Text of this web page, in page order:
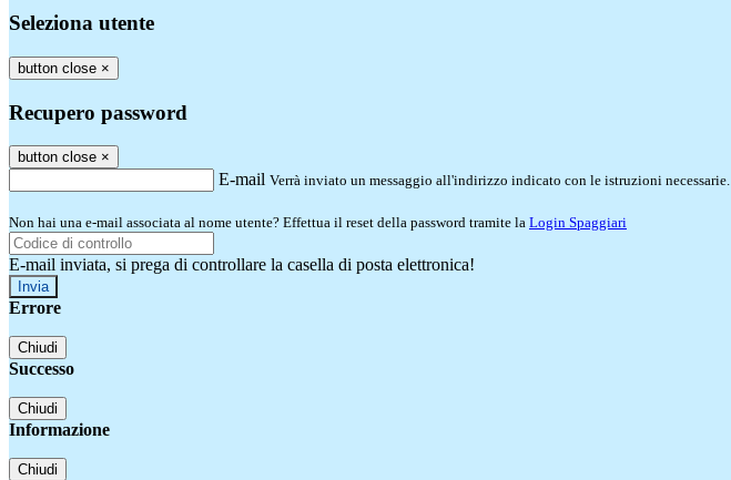
Seleziona utente
button close ×
Recupero password
button close ×
E-mail Verrà inviato un messaggio all'indirizzo indicato con le istruzioni necessarie.
Non hai una e-mail associata al nome utente? Effettua il reset della password tramite la Login Spaggiari
E-mail inviata, si prega di controllare la casella di posta elettronica!
Errore
Chiudi
Successo
Chiudi
Informazione
Chiudi